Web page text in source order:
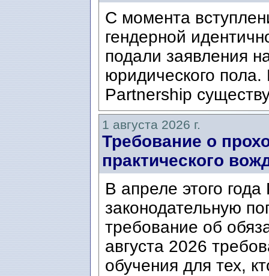
С момента
гендерной
подали заявления
юридического
Partnership
1 августа 2026 г.
Требование о
практического
В апреле этого
законодательную
требование об
августа 2026
обучения для тех,